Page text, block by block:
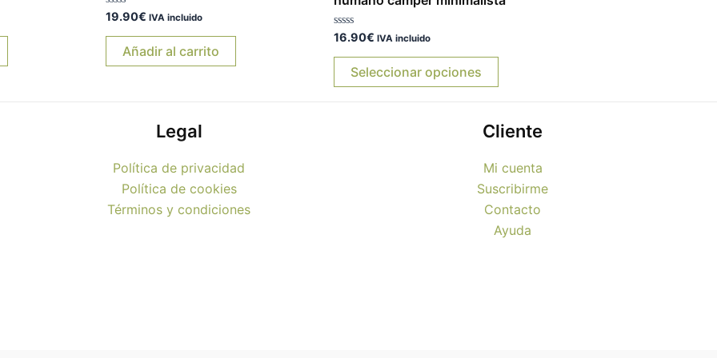
Valorado
con
0
19.90€ IVA incluido
Añadir al carrito
Valorado
0
16.90€ IVA incluido
Seleccionar opciones
pueden
la
página
de
producto
Legal
Política de privacidad
Política de cookies
Términos y condiciones
Cliente
Mi cuenta
Suscribirme
Contacto
Ayuda